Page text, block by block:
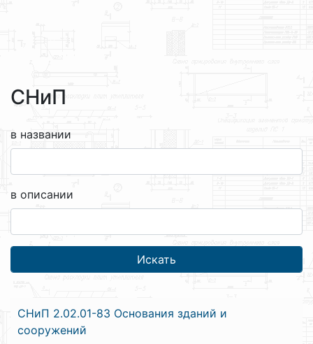
СНиП
в названии
в описании
СНиП 2.02.01-83 Основания зданий и
сооружений